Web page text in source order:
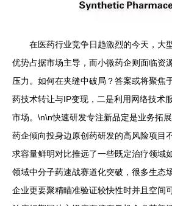
在医药行业竞争日趋激烈的今天，大
优势占据市场主导，而小微药企则面临资
压力。如何在夹缝中破局？答案或将聚焦
药技术转让与IP变现，二是利用网络技术
市场。\n\n快速研发专注新品定是业务拓
药企倾向投身边原创药研发的高风险项目
求容量鲜明对比推远了一些既定治疗领域
领域中分子药速战赛道化突破，很多生态
企业更要聚精瞄准验证较快性时并且空间